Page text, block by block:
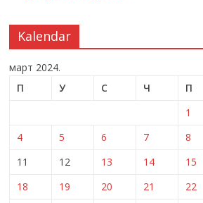
Kalendar
март 2024.
П
У С Ч П
1
4
5 6 7 8
11
12 13 14 15
18
19 20 21 22